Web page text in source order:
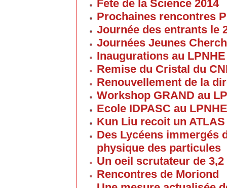
Fete de la Science 2014
Prochaines rencontres
Journée des entrants le
Journées Jeunes
Inaugurations au LPNHE
Remise du Cristal du
Renouvellement de la
Workshop GRAND au
Ecole IDPASC au LPNHE
Kun Liu recoit un
Des Lycéens immergés
physique des particules
Un oeil scrutateur de
Rencontres de Moriond